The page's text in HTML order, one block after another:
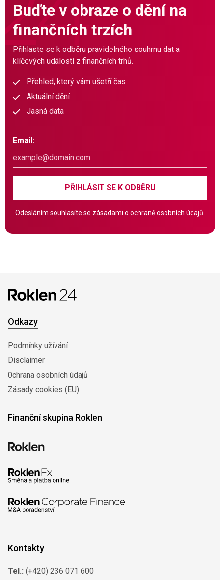
Buďte v obraze o dění na
finančních trzích
Přihlaste se k odběru pravidelného souhrnu dat a
klíčových událostí z finančních trhů.
Přehled, který vám ušetří čas
Aktuální dění
Jasná data
Email:
PŘIHLÁSIT SE K ODBĚRU
Odesláním souhlasíte se zásadami o ochraně osobních údajů.
Odkazy
Podmínky užívání
Disclaimer
0chrana osobních údajů
Zásady cookies (EU)
Finanční skupina Roklen
Kontakty
Tel.: (+420) 236 071 600